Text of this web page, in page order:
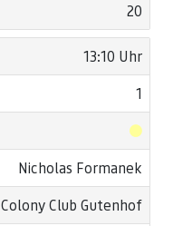
20
13:10 Uhr
1
Nicholas Formanek
Colony Club Gutenhof